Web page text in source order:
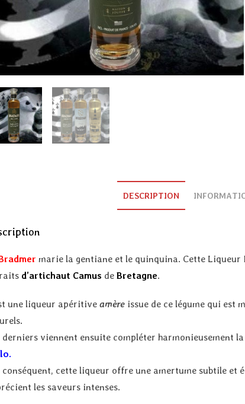
DESCRIPTION
marie la gentiane et le quinquina. Cette Liqueur
d’artichaut Camus de Bretagne.
une liqueur apéritive amère issue de ce légume qui est
derniers viennent ensuite compléter harmonieusement
conséquent, cette liqueur offre une amertume subtile et
les saveurs intenses.